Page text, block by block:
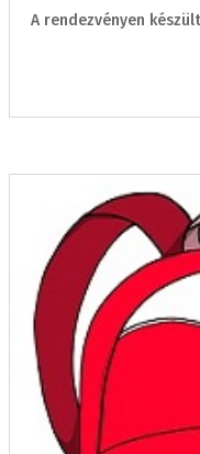
A rendezvényen